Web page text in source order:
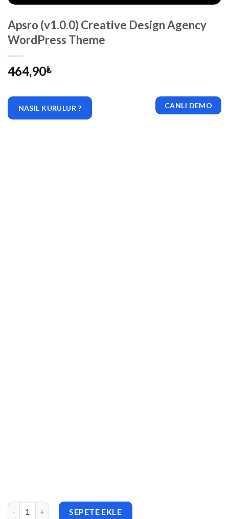
Apsro (v1.0.0) Creative Design Agency
WordPress Theme
464,90₺
NASIL KURULUR ? CANLI DEMO
Apsro (v1.0.0) Creative Design Agency WordPress Theme adet
SEPETE EKLE